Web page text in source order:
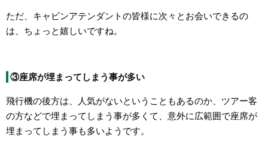
ただ、キャビンアテンダントの皆様に次々とお会いできるの
は、ちょっと嬉しいですね。
③座席が埋まってしまう事が多い
飛行機の後方は、人気がないということもあるのか、ツアー客
の方などで埋まってしまう事が多くて、意外に広範囲で座席が
埋まってしまう事も多いようです。